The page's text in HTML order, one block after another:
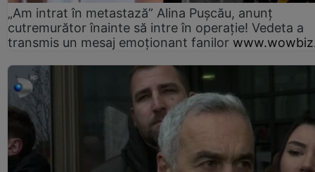
„Am intrat în metastază” Alina Pușcău, anunț
cutremurător înainte să intre în operație! Vedeta a
transmis un mesaj emoționant fanilor